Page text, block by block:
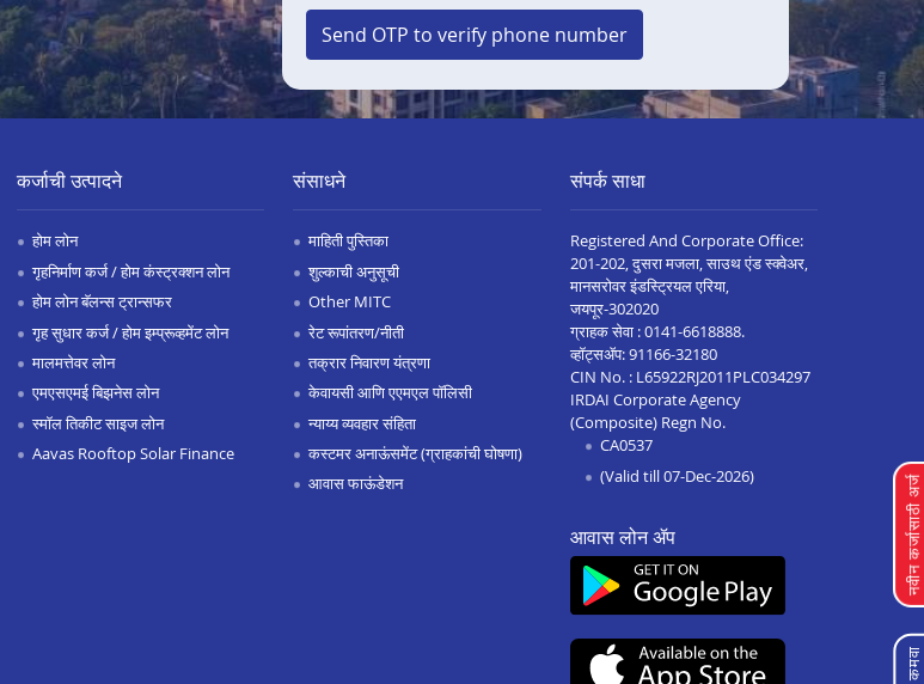
Send OTP to verify phone number
नवीन कर्जासाठी अर्ज
कर्जाची उत्पादने
होम लोन
गृहनिर्माण कर्ज / होम कंस्ट्रक्शन लोन
होम लोन बॅलन्स ट्रान्सफर
गृह सुधार कर्ज / होम इम्प्रूव्हमेंट लोन
मालमत्तेवर लोन
एमएसएमई बिझनेस लोन
स्मॉल तिकीट साइज लोन
Aavas Rooftop Solar Finance
संसाधने
माहिती पुस्तिका
शुल्काची अनुसूची
Other MITC
रेट रूपांतरण/नीती
तक्रार निवारण यंत्रणा
केवायसी आणि एएमएल पॉलिसी
न्याय्य व्यवहार संहिता
कस्टमर अनाऊंसमेंट (ग्राहकांची घोषणा)
आवास फाऊंडेशन
संपर्क साधा
Registered And Corporate Office:
201-202, दुसरा मजला, साउथ एंड स्क्वेअर,
मानसरोवर इंडस्ट्रियल एरिया,
जयपूर-302020
ग्राहक सेवा :0141-6618888.
व्हॉट्सॲप:91166-32180
CIN No. : L65922RJ2011PLC034297
IRDAI Corporate Agency
(Composite) Regn No.
CA0537
(Valid till 07-Dec-2026)
आवास लोन ॲप